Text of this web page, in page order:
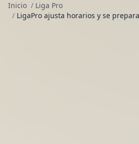
Inicio / Liga Pro
/ LigaPro ajusta horarios y se